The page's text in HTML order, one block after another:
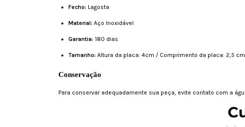
Fecho: Lagosta
Material: Aço Inoxidável
Garantia: 180 dias
Tamanho: Altura da placa: 4cm / Comprimento da placa: 2,5 cm
Conservação
Para conservar adequadamente sua peça, evite contato com a